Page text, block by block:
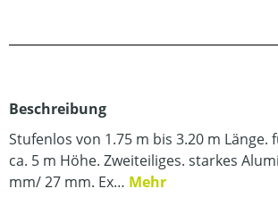
Beschreibung
Stufenlos von 1.75 m bis 3.20 m Länge.
ca. 5 m Höhe. Zweiteiliges. starkes
mm/ 27 mm. Ex… Mehr